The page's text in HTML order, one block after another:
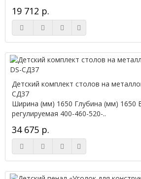
19 712 р.
Детский комплект столов на
СД37
Ширина (мм) 1650 Глубина (мм) 1650
регулируемая 400-460-520-..
34 675 р.